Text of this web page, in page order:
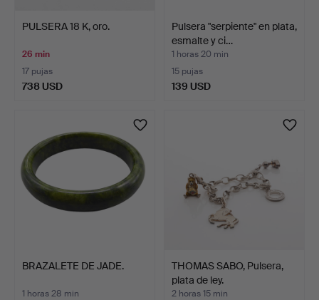
PULSERA 18 K, oro.
26 min
17 pujas
738 USD
Pulsera "serpiente" en plata,
esmalte y ci…
1 horas 20 min
15 pujas
139 USD
BRAZALETE DE JADE.
1 horas 28 min
THOMAS SABO, Pulsera,
plata de ley.
2 horas 15 min